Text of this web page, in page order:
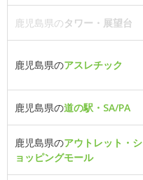
鹿児島県のタワー・展望台
鹿児島県のアスレチック
鹿児島県の道の駅・SA/PA
鹿児島県のアウトレット・シ
ョッピングモール